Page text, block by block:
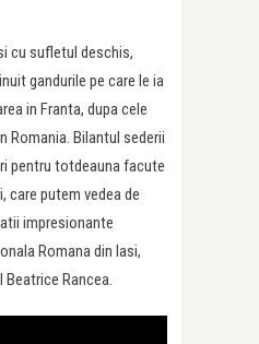
cu sufletul deschis,
gandurile pe care le ia
in Franta, dupa cele
Romania. Bilantul sederii
pentru totdeauna facute
care putem vedea de
impresionante
Romana din Iasi,
Beatrice Rancea.